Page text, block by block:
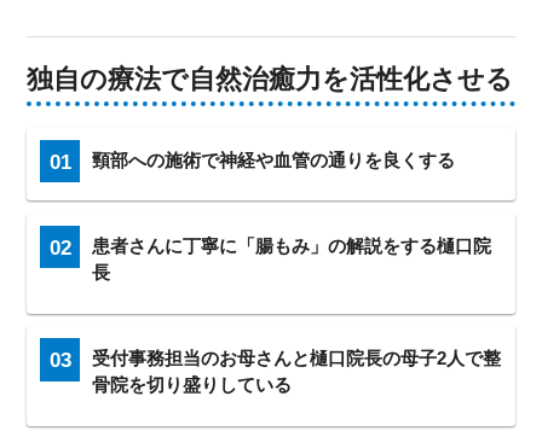
独自の療法で自然治癒力を活性化させる
01 頸部への施術で神経や血管の通りを良くする
02
患者さんに丁寧に「腸もみ」の解説をする樋口院
長
03
受付事務担当のお母さんと樋口院長の母子2人で整
骨院を切り盛りしている